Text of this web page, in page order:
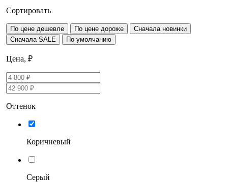
Сортировать
По цене дешевле По цене дороже
Сначала новинки
Сначала SALE
По умолчанию
Цена, ₽
Оттенок
Коричневый
Серый